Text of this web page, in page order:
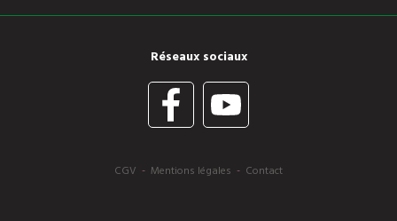
Réseaux sociaux
CGV - Mentions légales - Contact